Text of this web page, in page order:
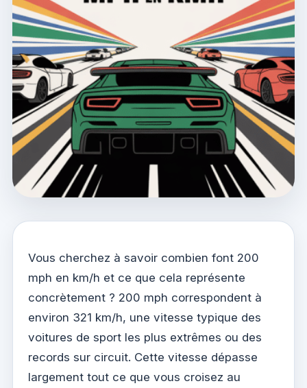
Vous cherchez à savoir combien font 200
mph en km/h et ce que cela représente
concrètement ? 200 mph correspondent à
environ 321 km/h, une vitesse typique des
voitures de sport les plus extrêmes ou des
records sur circuit. Cette vitesse dépasse
largement tout ce que vous croisez au